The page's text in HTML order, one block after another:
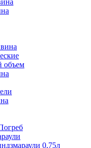
объем
0,75л